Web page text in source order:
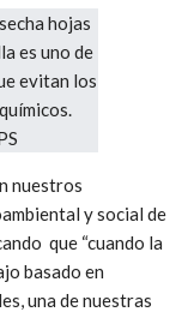
nuestros
y social de
que “cuando la
basado en
una de nuestras